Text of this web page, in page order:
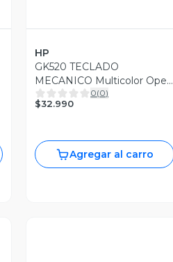
HP
GK520 TECLADO
MECANICO Multicolor Open
box
0(0)
$32.990
Agregar al carro